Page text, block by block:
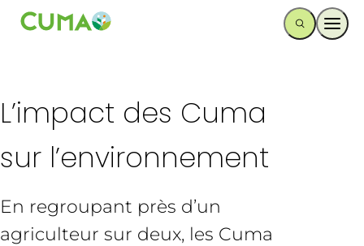
L’impact des Cuma
sur l’environnement
En regroupant près d’un
agriculteur sur deux, les Cuma